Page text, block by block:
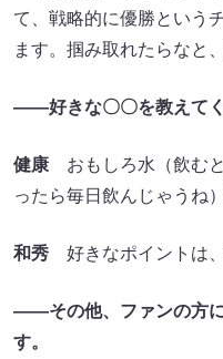
て、戦略的に優勝という
ます。掴み取れたらなと
――好きな〇〇を教えてく
健康 おもしろ水（飲む
ったら毎日飲んじゃうね
和秀 好きなポイントは
――その他、ファンの方
す。